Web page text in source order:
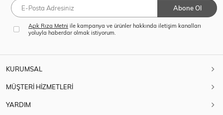
Abone Ol
Açık Rıza Metni ile kampanya ve ürünler hakkında iletişim kanalları
yoluyla haberdar olmak istiyorum.
KURUMSAL
MÜŞTERİ HİZMETLERİ
YARDIM